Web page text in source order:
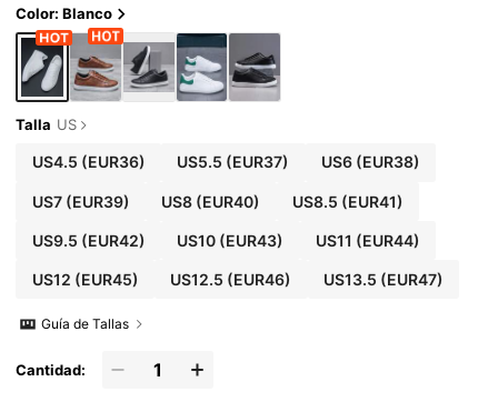
orados
Color: Blanco
Talla US
US4.5 (EUR36) US5.5 (EUR37) US6(EUR38)
US7(EUR39) US8 (EUR40) US8.5 (EUR41)
US9.5 (EUR42) US10 (EUR43) US11 (EUR44)
US12 (EUR45) US12.5 (EUR46) US13.5 (EUR47)
Guía de Tallas
Cantidad: